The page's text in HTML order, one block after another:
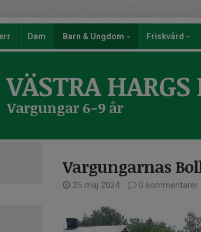
Dam Barn & Ungdom Friskvård
VÄSTRA HARGS
Vargungar 6-9 år
Vargungarnas
25 maj 2024 0 kommentarer